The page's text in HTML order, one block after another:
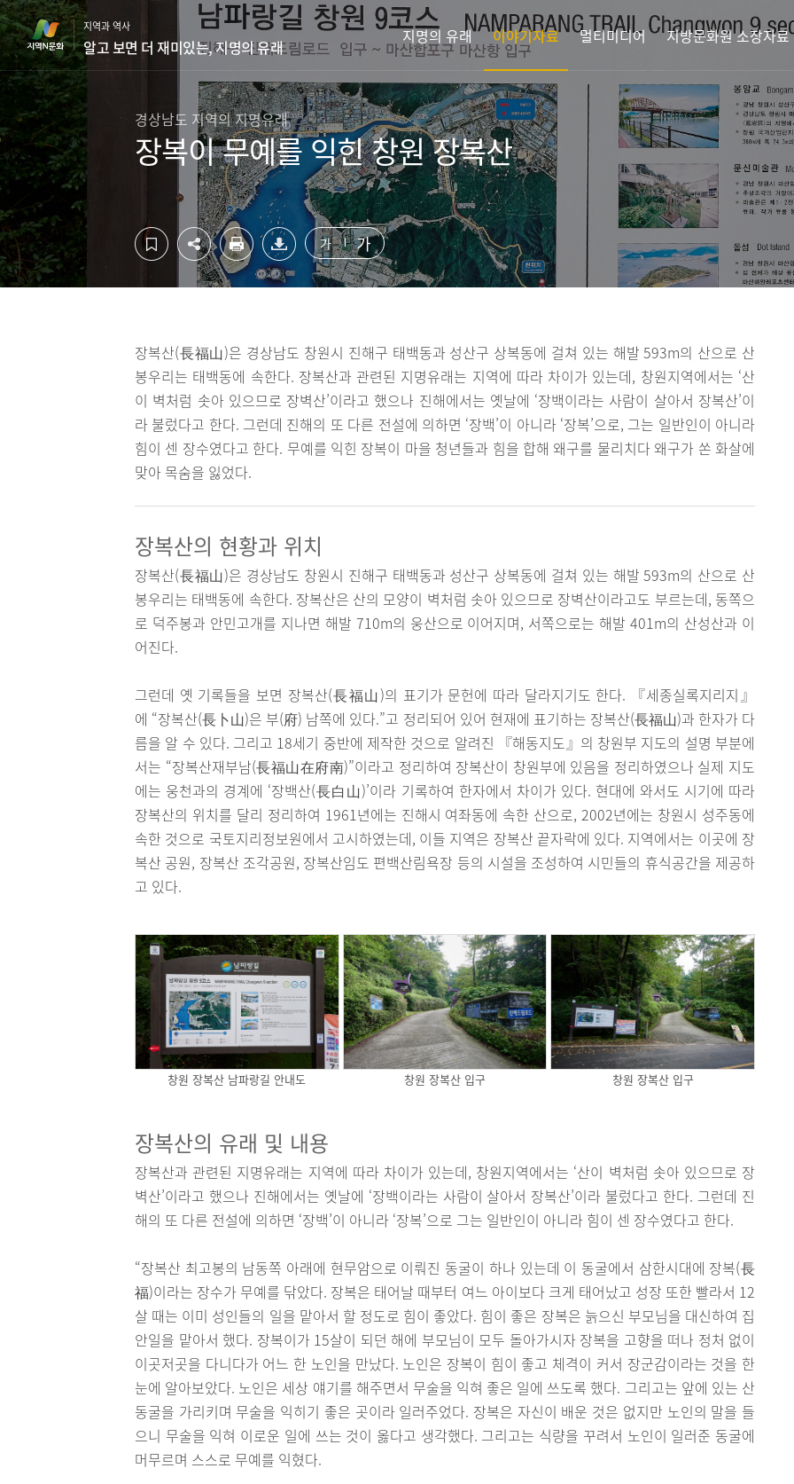
컨
텐
츠
영
로
가
기
하
단
영
역
가
기
지역과 역사
알고 보면 더 재미있는, 지명의 유래
지명의 유래 이야기자료 멀티미디어 지방문화원 소장자료
경상남도 지역의 지명유래
장복이 무예를 익힌 창원 장복산
가 가
장복산(長福山)은 경상남도 창원시 진해구 태백동과 성산구 상복동에 걸쳐 있는 해발 593m의 산으로 산
봉우리는 태백동에 속한다. 장복산과 관련된 지명유래는 지역에 따라 차이가 있는데, 창원지역에서는 ‘산
이 벽처럼 솟아 있으므로 장벽산’이라고 했으나 진해에서는 옛날에 ‘장백이라는 사람이 살아서 장복산’이
라 불렀다고 한다. 그런데 진해의 또 다른 전설에 의하면 ‘장백’이 아니라 ‘장복’으로, 그는 일반인이 아니라
힘이 센 장수였다고 한다. 무예를 익힌 장복이 마을 청년들과 힘을 합해 왜구를 물리치다 왜구가 쏜 화살에
맞아 목숨을 잃었다.
장복산의 현황과 위치
장복산(長福山)은 경상남도 창원시 진해구 태백동과 성산구 상복동에 걸쳐 있는 해발 593m의 산으로 산
봉우리는 태백동에 속한다. 장복산은 산의 모양이 벽처럼 솟아 있으므로 장벽산이라고도 부르는데, 동쪽으
로 덕주봉과 안민고개를 지나면 해발 710m의 웅산으로 이어지며, 서쪽으로는 해발 401m의 산성산과 이
어진다.
그런데 옛 기록들을 보면 장복산(長福山)의 표기가 문헌에 따라 달라지기도 한다. 『세종실록지리지』
에 “장복산(長卜山)은 부(府) 남쪽에 있다.”고 정리되어 있어 현재에 표기하는 장복산(長福山)과 한자가 다
름을 알 수 있다. 그리고 18세기 중반에 제작한 것으로 알려진 『해동지도』의 창원부 지도의 설명 부분에
서는 “장복산재부남(長福山在府南)”이라고 정리하여 장복산이 창원부에 있음을 정리하였으나 실제 지도
에는 웅천과의 경계에 ‘장백산(長白山)’이라 기록하여 한자에서 차이가 있다. 현대에 와서도 시기에 따라
장복산의 위치를 달리 정리하여 1961년에는 진해시 여좌동에 속한 산으로, 2002년에는 창원시 성주동에
속한 것으로 국토지리정보원에서 고시하였는데, 이들 지역은 장복산 끝자락에 있다. 지역에서는 이곳에 장
복산 공원, 장복산 조각공원, 장복산임도 편백산림욕장 등의 시설을 조성하여 시민들의 휴식공간을 제공하
고 있다.
창원 장복산 남파랑길 안내도 창원 장복산 입구 창원 장복산 입구
장복산의 유래 및 내용
장복산과 관련된 지명유래는 지역에 따라 차이가 있는데, 창원지역에서는 ‘산이 벽처럼 솟아 있으므로 장
벽산’이라고 했으나 진해에서는 옛날에 ‘장백이라는 사람이 살아서 장복산’이라 불렀다고 한다. 그런데 진
해의 또 다른 전설에 의하면 ‘장백’이 아니라 ‘장복’으로 그는 일반인이 아니라 힘이 센 장수였다고 한다.
“장복산 최고봉의 남동쪽 아래에 현무암으로 이뤄진 동굴이 하나 있는데 이 동굴에서 삼한시대에 장복(長
福)이라는 장수가 무예를 닦았다. 장복은 태어날 때부터 여느 아이보다 크게 태어났고 성장 또한 빨라서 12
살 때는 이미 성인들의 일을 맡아서 할 정도로 힘이 좋았다. 힘이 좋은 장복은 늙으신 부모님을 대신하여 집
안일을 맡아서 했다. 장복이가 15살이 되던 해에 부모님이 모두 돌아가시자 장복을 고향을 떠나 정처 없이
이곳저곳을 다니다가 어느 한 노인을 만났다. 노인은 장복이 힘이 좋고 체격이 커서 장군감이라는 것을 한
눈에 알아보았다. 노인은 세상 얘기를 해주면서 무술을 익혀 좋은 일에 쓰도록 했다. 그리고는 앞에 있는 산
동굴을 가리키며 무술을 익히기 좋은 곳이라 일러주었다. 장복은 자신이 배운 것은 없지만 노인의 말을 들
으니 무술을 익혀 이로운 일에 쓰는 것이 옳다고 생각했다. 그리고는 식량을 꾸려서 노인이 일러준 동굴에
머무르며 스스로 무예를 익혔다.